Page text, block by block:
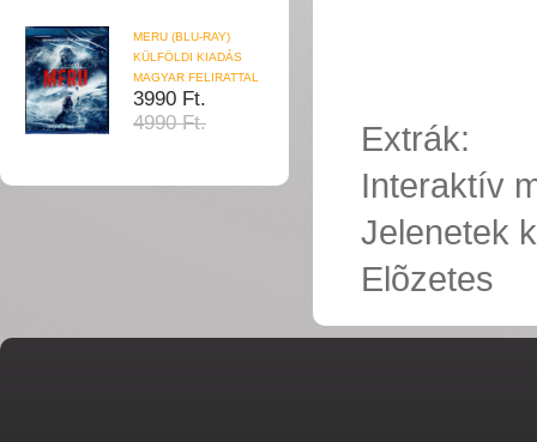
MERU (BLU-RAY)
KÜLFÖLDI KIADÁS
MAGYAR FELIRATTAL
3990 Ft.
4990 Ft.
Extrák:
Interaktív
Jelenetek
Elõzetes